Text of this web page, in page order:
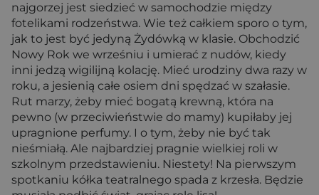
najgorzej jest siedzieć w samochodzie między
fotelikami rodzeństwa. Wie też całkiem sporo o tym,
jak to jest być jedyną Żydówką w klasie. Obchodzić
Nowy Rok we wrześniu i umierać z nudów, kiedy
inni jedzą wigilijną kolację. Mieć urodziny dwa razy w
roku, a jesienią całe osiem dni spędzać w szałasie.
Rut marzy, żeby mieć bogatą krewną, która na
pewno (w przeciwieństwie do mamy) kupiłaby jej
upragnione perfumy. I o tym, żeby nie być tak
nieśmiałą. Ale najbardziej pragnie wielkiej roli w
szkolnym przedstawieniu. Niestety! Na pierwszym
spotkaniu kółka teatralnego spada z krzesła. Będzie